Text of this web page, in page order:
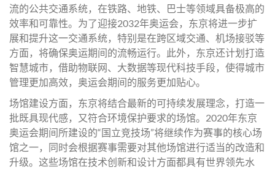
流的公共交通系统，在铁路、地铁、巴士等领域具备极高的
效率和可靠性。为了迎接2032年奥运会，东京将进一步扩
展和提升这一交通系统，特别是在跨区域交通、机场接驳等
方面，将确保奥运期间的流畅运行。此外，东京还计划打造
智慧城市，借助物联网、大数据等现代科技手段，使得城市
管理更加高效，奥运会期间的服务更加贴心。
场馆建设方面，东京将结合最新的可持续发展理念，打造一
批既具现代感，又符合环境保护要求的场馆。2020年东京
奥运会期间所建设的“国立竞技场”将继续作为赛事的核心场
馆之一，同时会根据赛事需要对其他场馆进行适当的改造和
升级。这些场馆在技术创新和设计方面都具有世界领先水